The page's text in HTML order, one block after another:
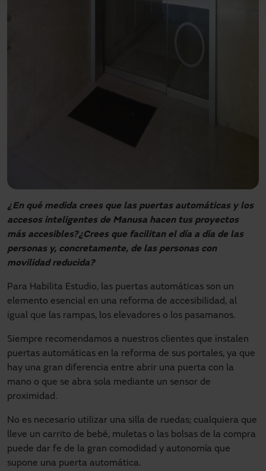
¿En qué medida crees que las puertas automáticas y los
accesos inteligentes de Manusa hacen tus proyectos
más accesibles?¿Crees que facilitan el día a día de las
personas y, concretamente, de las personas con
movilidad reducida?
Para Habilita Estudio, las puertas automáticas son un
elemento esencial en una reforma de accesibilidad, al
igual que las rampas, los elevadores o los pasamanos.
Siempre recomendamos a nuestros clientes que instalen
puertas automáticas en la reforma de sus portales, ya que
hay una gran diferencia entre abrir una puerta con la
mano o que se abra sola mediante un sensor de
proximidad.
No es necesario utilizar una silla de ruedas; cualquiera que
lleve un carrito de bebé, muletas o las bolsas de la compra
puede dar fe de la gran comodidad y autonomía que
supone una puerta automática.